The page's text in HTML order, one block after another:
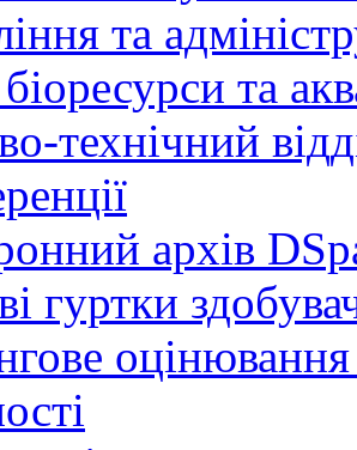
та
та
технічний
архів
гуртки
оцінювання